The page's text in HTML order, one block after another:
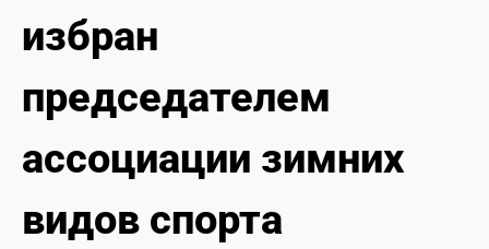
ФТУ
НОВОСТИ
ДОКУМЕНТЫ
ПЕРСОНАЛИИ
избран
председателем
ассоциации зимних
видов спорта